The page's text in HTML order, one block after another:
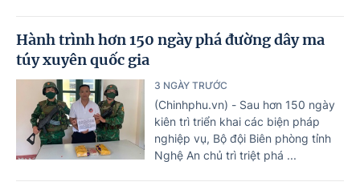
Hành trình hơn 150 ngày phá đường dây ma
túy xuyên quốc gia
3 NGÀY TRƯỚC
(Chinhphu.vn) - Sau hơn 150 ngày
kiên trì triển khai các biện pháp
nghiệp vụ, Bộ đội Biên phòng tỉnh
Nghệ An chủ trì triệt phá ...